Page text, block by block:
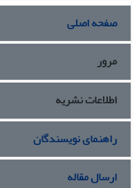
صفحه اصلی
مرور
اطلاعات نشریه
راهنمای نویسندگان
ارسال مقاله